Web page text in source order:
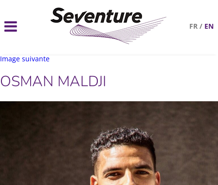
FR / EN
Image suivante
OSMAN MALDJI